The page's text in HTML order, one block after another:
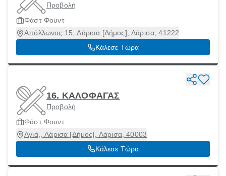
Προβολή
Φάστ Φουντ
Απόλλωνος 15, Λάρισα [Δήμος], Λάρισα, 41222
Κάλεσε Τώρα
16. ΚΑΛΟΦΑΓΑΣ
Προβολή
Φάστ Φουντ
Αγιά,, Λάρισα [Δήμος], Λάρισα, 40003
Κάλεσε Τώρα